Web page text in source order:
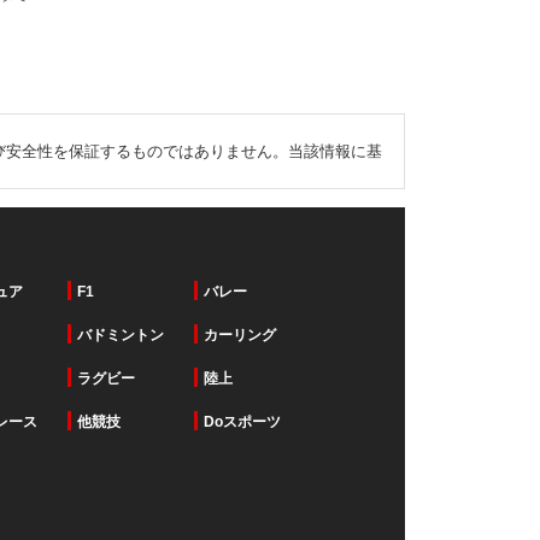
全性を保証するものではありません。当該情報に基
ア F1 バレー
バドミントン カーリング
ラグビー 陸上
ース 他競技 Doスポーツ